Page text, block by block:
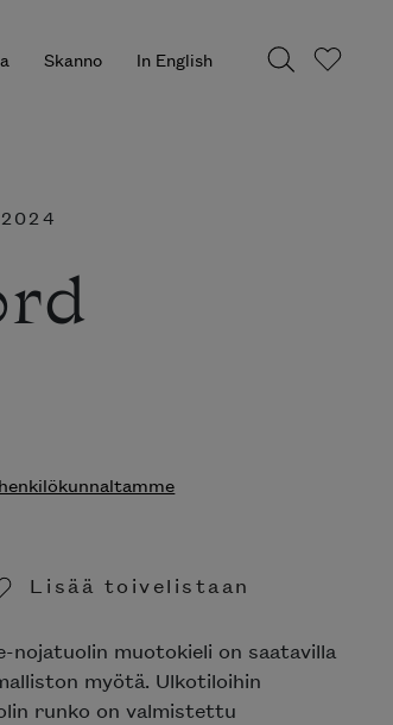
Skanno In English
Lisää toivelistaan
muotokieli on saatavilla
myötä. Ulkotiloihin
runko on valmistettu